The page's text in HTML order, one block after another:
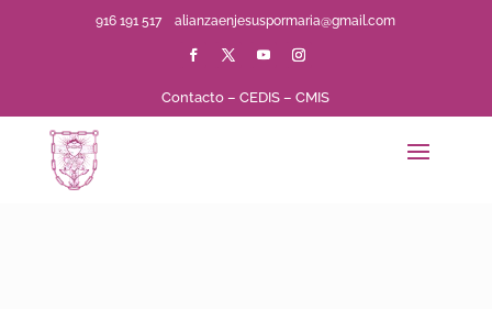
916 191 517alianzaenjesuspormaria@gmail.com
Contacto –CEDIS –CMIS